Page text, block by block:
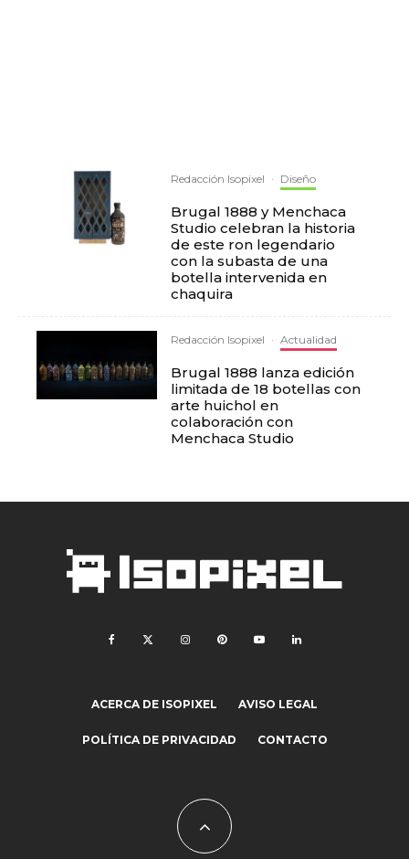
Redacción Isopixel · Diseño
Brugal 1888 y Menchaca
Studio celebran la historia
de este ron legendario
con la subasta de una
botella intervenida en
chaquira
Redacción Isopixel · Actualidad
Brugal 1888 lanza edición
limitada de 18 botellas con
arte huichol en
colaboración con
Menchaca Studio
ACERCA DE ISOPIXEL AVISO LEGAL
POLÍTICA DE PRIVACIDAD CONTACTO